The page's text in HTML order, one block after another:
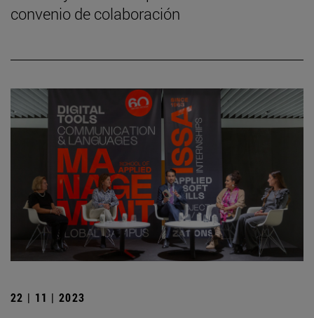
convenio de colaboración
22 | 11 | 2023